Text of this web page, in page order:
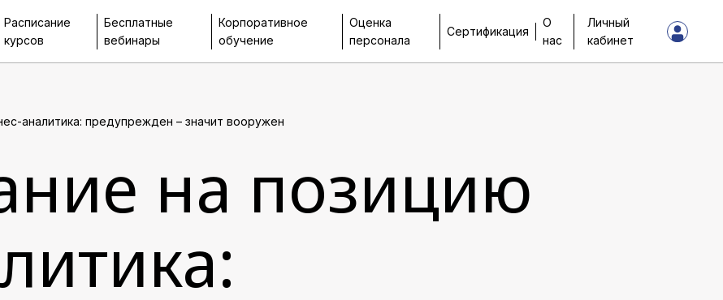
Расписание
курсов
Бесплатные
вебинары
Корпоративное
обучение
Оценка
персонала
Сертификация
О
нас
Личный
кабинет
аналитика: предупрежден – значит вооружен
на позицию